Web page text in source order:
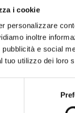
i cookie
personalizzare
inoltre
e social
tuo utilizzo dei loro